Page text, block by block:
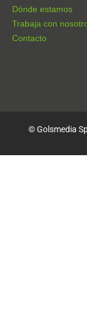
Dónde estamos
Trabaja con
Contacto
© Golsmedia